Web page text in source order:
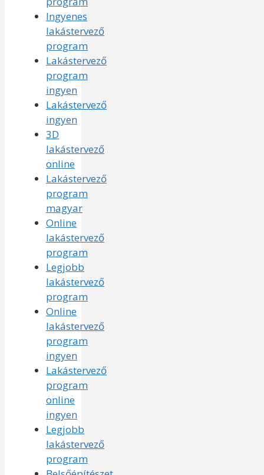
Ingyenes
lakástervező
program
Lakástervező
program
ingyen
Lakástervező
ingyen
3D
lakástervező
online
Lakástervező
program
magyar
Online
lakástervező
program
Legjobb
lakástervező
program
Online
lakástervező
program
ingyen
Lakástervező
program
online
ingyen
Legjobb
lakástervező
program